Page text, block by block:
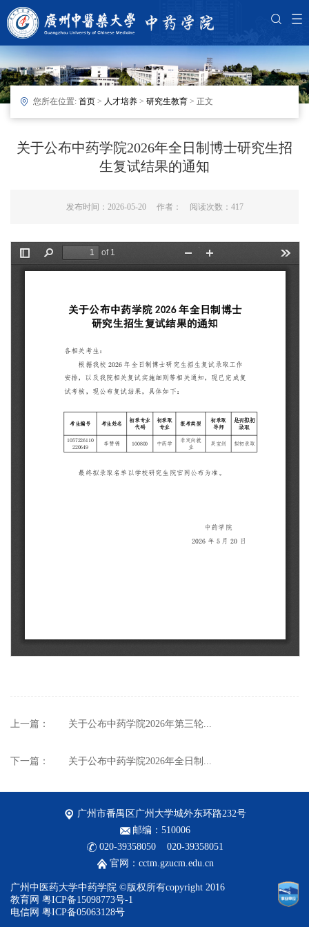
您所在位置: 首页 > 人才培养 > 研究生教育 > 正文
关于公布中药学院2026年全日制博士研究生招
生复试结果的通知
发布时间：2026-05-20 作者： 阅读次数： 417
上一篇： 关于公布中药学院2026年第三轮...
下一篇： 关于公布中药学院2026年全日制...
广州市番禺区广州大学城外东环路232号
邮编：510006
020-39358050 020-39358051
官网：cctm.gzucm.edu.cn
广州中医药大学中药学院 ©版权所有copyright 2016
教育网 粤ICP备15098773号-1
电信网 粤ICP备05063128号